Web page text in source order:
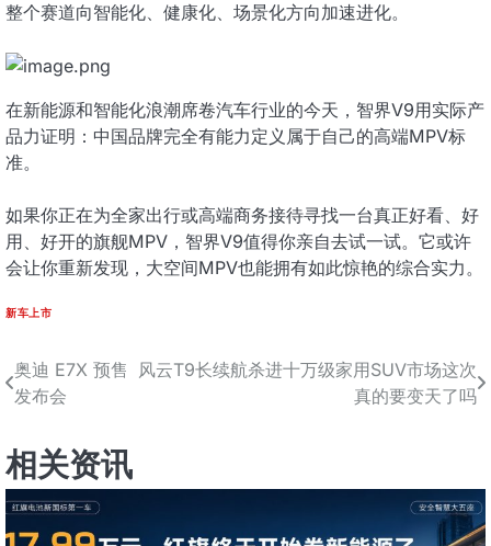
整个赛道向智能化、健康化、场景化方向加速进化。
在新能源和智能化浪潮席卷汽车行业的今天，智界V9用实际产
品力证明：中国品牌完全有能力定义属于自己的高端MPV标
准。
如果你正在为全家出行或高端商务接待寻找一台真正好看、好
用、好开的旗舰MPV，智界V9值得你亲自去试一试。它或许
会让你重新发现，大空间MPV也能拥有如此惊艳的综合实力。
新车上市
文
章
导
航
奥迪 E7X 预售
发布会
风云T9长续航杀进十万级家用SUV市场这次
真的要变天了吗
相关资讯